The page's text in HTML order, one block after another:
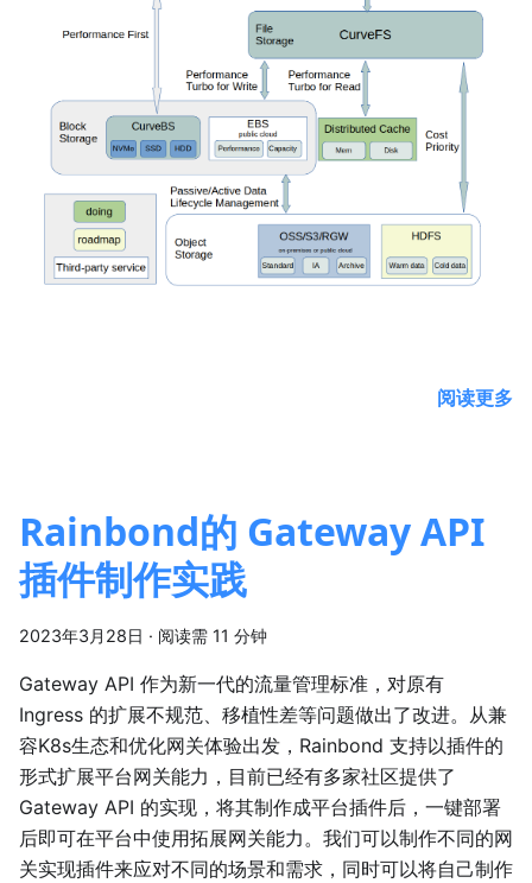
阅读更多
Rainbond的 Gateway API
插件制作实践
2023年3月28日 · 阅读需 11 分钟
Gateway API 作为新一代的流量管理标准，对原有
Ingress 的扩展不规范、移植性差等问题做出了改进。从兼
容K8s生态和优化网关体验出发，Rainbond 支持以插件的
形式扩展平台网关能力，目前已经有多家社区提供了
Gateway API 的实现，将其制作成平台插件后，一键部署
后即可在平台中使用拓展网关能力。我们可以制作不同的网
关实现插件来应对不同的场景和需求，同时可以将自己制作